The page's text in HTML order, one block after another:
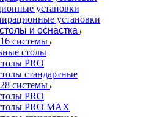
установки
установки
и оснастка
системы
столы
PRO
стандартные
системы
PRO
PRO MAX